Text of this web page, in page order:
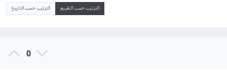
الترتيب حسب التقييم الترتيب حسب التاريخ
0